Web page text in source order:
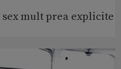
sex mult prea explicite